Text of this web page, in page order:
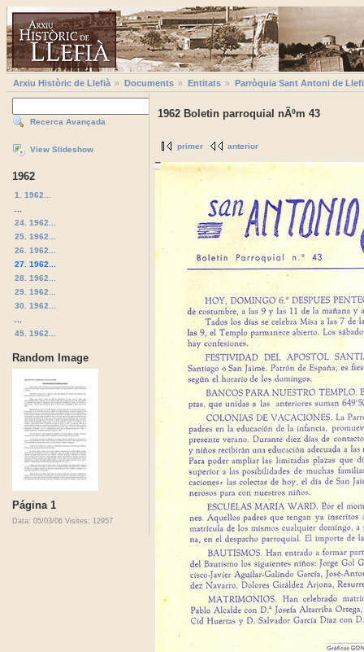
Arxiu Històric de Llefià Documents Entitats Parròquia Sant Antoni de
Recerca Avançada
View Slideshow
1962
1. 1962...
24. 1962...
25. 1962...
26. 1962...
27. 1962...
28. 1962...
29. 1962...
30. 1962...
45. 1962...
Random Image
Página 1
Data: 05/03/06 Visites: 12957
1962 Boletin parroquial nÃºm 43
primer anterior